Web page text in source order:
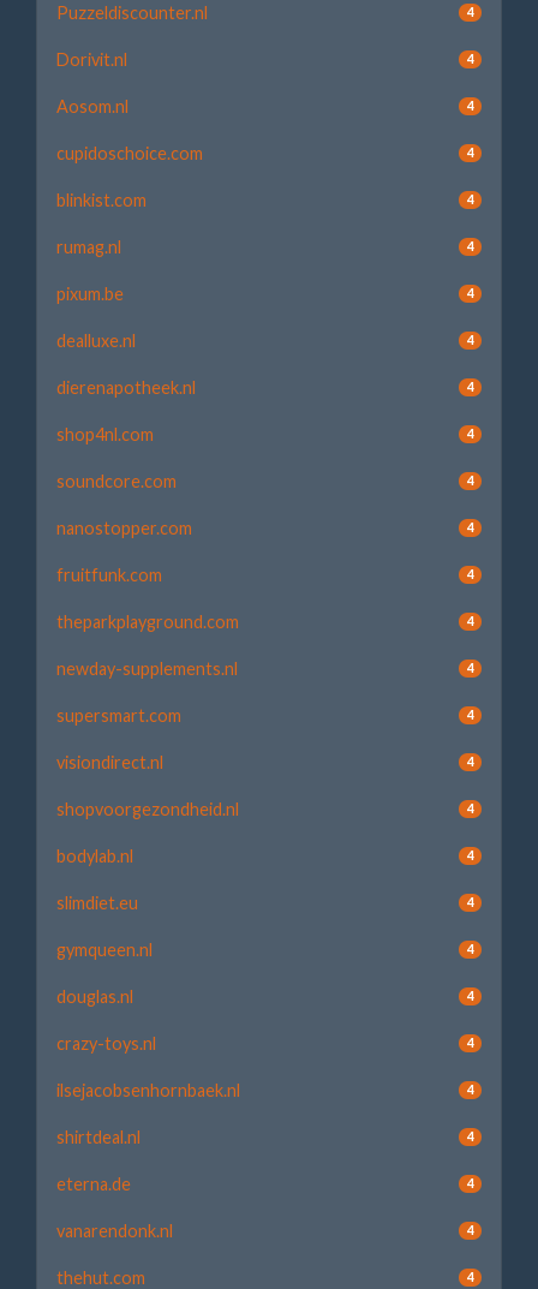
Puzzeldiscounter.nl 4
Dorivit.nl 4
Aosom.nl 4
cupidoschoice.com 4
blinkist.com 4
rumag.nl 4
pixum.be 4
dealluxe.nl 4
dierenapotheek.nl 4
shop4nl.com 4
soundcore.com 4
nanostopper.com 4
fruitfunk.com 4
theparkplayground.com 4
newday-supplements.nl 4
supersmart.com 4
visiondirect.nl 4
shopvoorgezondheid.nl 4
bodylab.nl 4
slimdiet.eu 4
gymqueen.nl 4
douglas.nl 4
crazy-toys.nl 4
ilsejacobsenhornbaek.nl 4
shirtdeal.nl 4
eterna.de 4
vanarendonk.nl 4
thehut.com 4